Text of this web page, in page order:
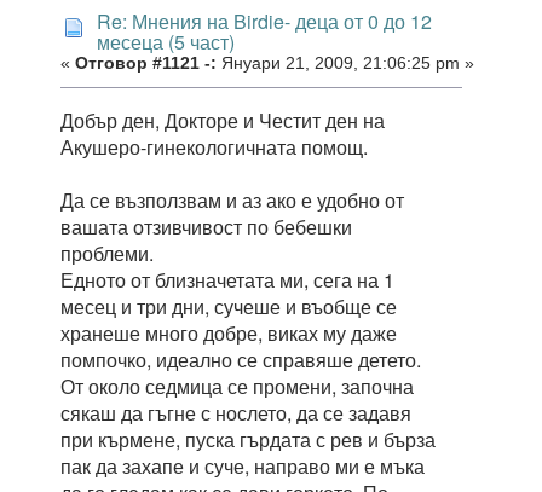
Re: Мнения на Birdie- деца от 0 до 12
месеца (5 част)
« Отговор #1121 -: Януари 21, 2009, 21:06:25 pm »
Добър ден, Докторе и Честит ден на
Акушеро-гинекологичната помощ.
Да се възползвам и аз ако е удобно от
вашата отзивчивост по бебешки
проблеми.
Едното от близначетата ми, сега на 1
месец и три дни, сучеше и въобще се
хранеше много добре, виках му даже
помпочко, идеално се справяше детето.
От около седмица се промени, започна
сякаш да гъгне с нослето, да се задавя
при кърмене, пуска гърдата с рев и бърза
пак да захапе и суче, направо ми е мъка